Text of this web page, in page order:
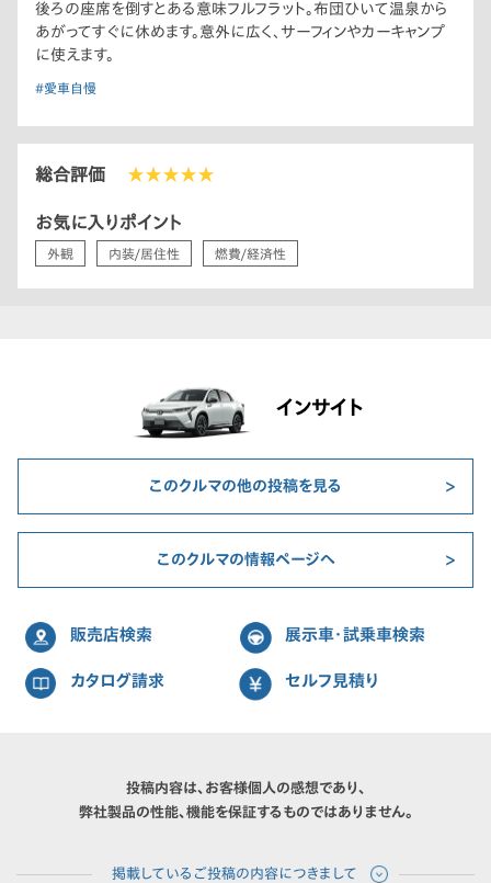
後ろの座席を倒すとある意味フルフラット。布団ひいて温泉から
あがってすぐに休めます。意外に広く、サーフィンやカーキャンプ
に使えます。
#愛車自慢
総合評価 ★★★★★
お気に入りポイント
外観 内装/居住性 燃費/経済性
インサイト
このクルマの他の投稿を見る
このクルマの情報ページへ
販売店検索 展示車・試乗車検索
カタログ請求 セルフ見積り
投稿内容は、お客様個人の感想であり、
弊社製品の性能、機能を保証するものではありません。